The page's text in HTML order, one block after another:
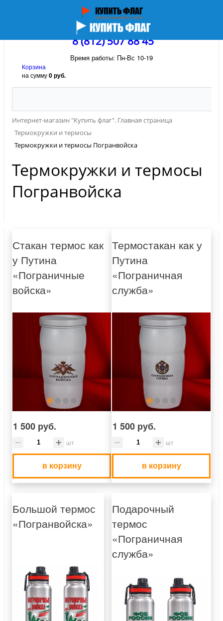
8 (812) 507 88 45
Время работы: Пн-Вс 10-19
Корзина
на сумму0 руб.
Интернет-магазин "Купить флаг". Главная страница
Термокружки и термосы
Термокружки и термосы Погранвойска
Термокружки и термосы
Погранвойска
Стакан термос как
у Путина
«Пограничные
войска»
1 500 руб.
шт
в корзину
Термостакан как у
Путина
«Пограничная
служба»
1 500 руб.
шт
в корзину
Большой термос
«Погранвойска»
Подарочный
термос
«Пограничная
служба»